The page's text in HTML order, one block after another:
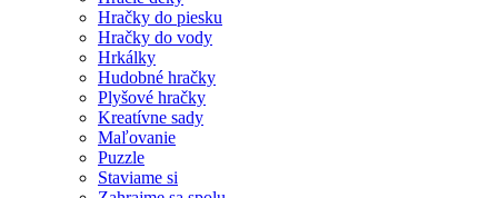
Hračky do piesku
Hračky do vody
Hrkálky
Hudobné hračky
Plyšové hračky
Kreatívne sady
Maľovanie
Puzzle
Staviame si